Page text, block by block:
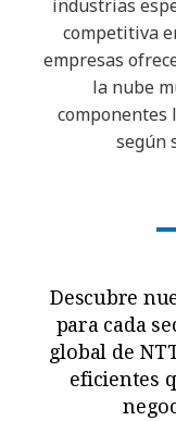
industrias
competitiva
empresas
la nube
componentes
según
Descubre
para cada
global de
eficientes